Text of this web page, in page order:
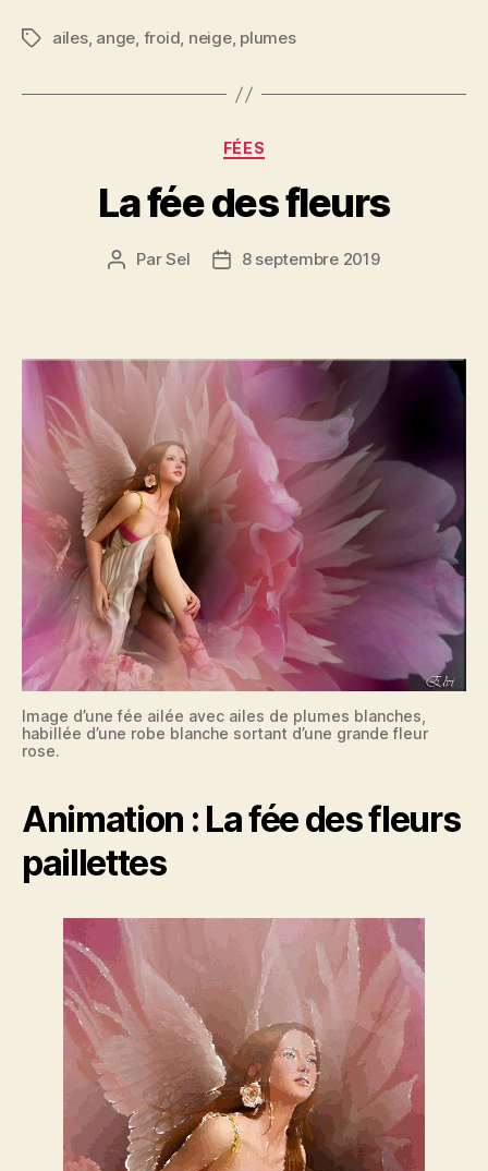
Étiquettes
ailes, ange, froid, neige, plumes
Catégories
FÉES
La fée des fleurs
Auteur
ParSel
Date8 septembre 2019
Image d’une fée ailée avec ailes de plumes blanches,
habillée d’une robe blanche sortant d’une grande fleur
rose.
Animation : La fée des fleurs
paillettes